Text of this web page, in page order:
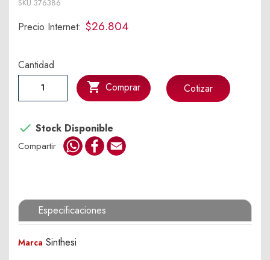
SKU 376386
Precio Internet: $26.804
Cantidad
 Comprar
 Stock Disponible
Cotizar
Compartir WhatsApp
Facebook
Especificaciones
Marca Sinthesi